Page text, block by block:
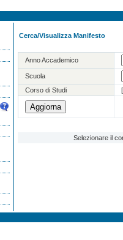
Cerca/Visualizza Manifesto
Anno Accademico
Scuola
Corso di Studi
Selezionare il